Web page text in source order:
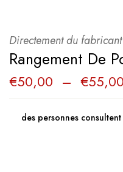
Directement du
Rangement De
€50,00 – €55,00
des personnes